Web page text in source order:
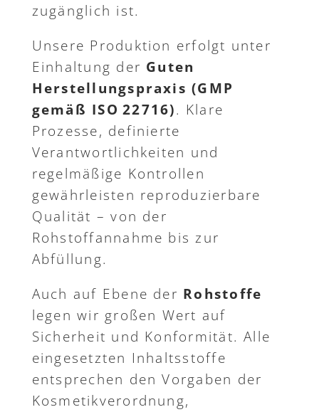
zugänglich ist.
Unsere Produktion erfolgt unter
Einhaltung der Guten
Herstellungspraxis (GMP
gemäß ISO 22716). Klare
Prozesse, definierte
Verantwortlichkeiten und
regelmäßige Kontrollen
gewährleisten reproduzierbare
Qualität – von der
Rohstoffannahme bis zur
Abfüllung.
Auch auf Ebene der Rohstoffe
legen wir großen Wert auf
Sicherheit und Konformität. Alle
eingesetzten Inhaltsstoffe
entsprechen den Vorgaben der
Kosmetikverordnung,